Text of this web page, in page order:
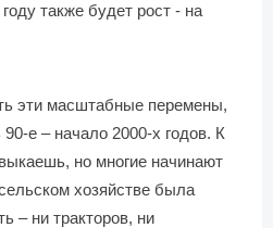
также будет рост - на
эти масштабные перемены,
е – начало 2000-х годов. К
но многие начинают
хозяйстве была
– ни тракторов, ни